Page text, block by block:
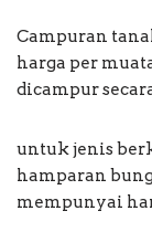
Campuran
harga per
dicampur
untuk jenis
hamparan
mempunyai